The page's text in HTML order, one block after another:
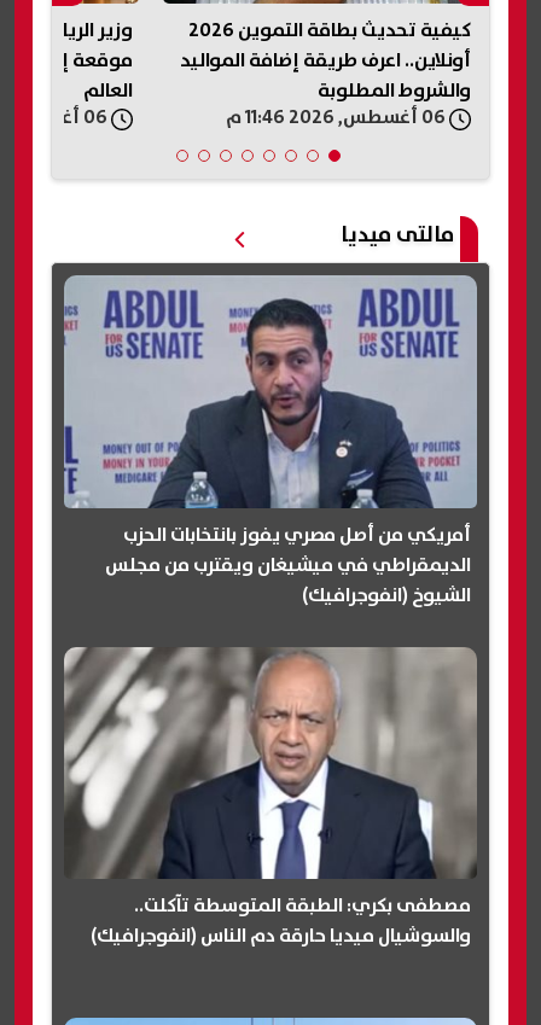
كيفية تحديث بطاقة التموين 2026
أونلاين.. اعرف طريقة إضافة المواليد
والشروط المطلوبة
وزير الرياضة
موقعة
العالم
مالتى ميديا
أمريكي من أصل مصري يفوز بانتخابات الحزب
الديمقراطي في ميشيغان ويقترب من مجلس
الشيوخ (انفوجرافيك)
مصطفى بكري: الطبقة المتوسطة تآكلت..
والسوشيال ميديا حارقة دم الناس (انفوجرافيك)